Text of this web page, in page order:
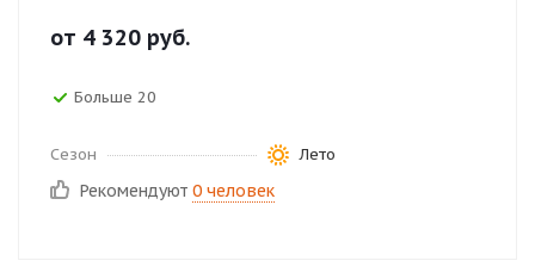
от 4 320 руб.
Больше 20
Сезон Лето
Рекомендуют 0 человек